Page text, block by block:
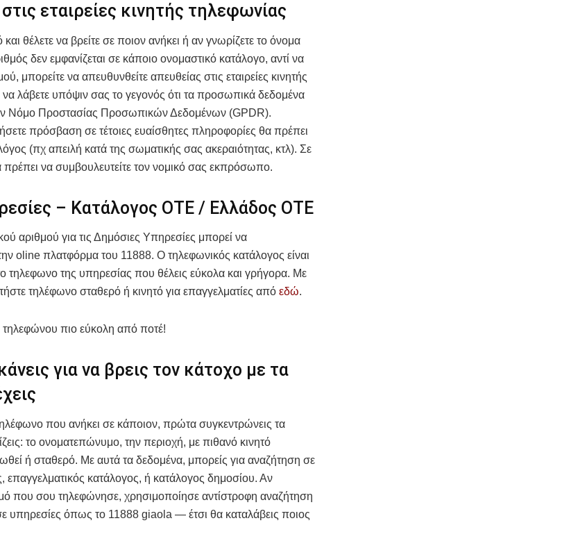
εταιρείες κινητής τηλεφωνίας
θέλετε να βρείτε σε ποιον ανήκει ή αν γνωρίζετε το όνομα
δεν εμφανίζεται σε κάποιο ονομαστικό κατάλογο, αντί να
μπορείτε να απευθυνθείτε απευθείας στις εταιρείες κινητής
λάβετε υπόψιν σας το γεγονός ότι τα προσωπικά δεδομένα
Νόμο Προστασίας Προσωπικών Δεδομένων (GPDR).
πρόσβαση σε τέτοιες ευαίσθητες πληροφορίες θα πρέπει
(πχ απειλή κατά της σωματικής σας ακεραιότητας, κτλ). Σε
να συμβουλευτείτε τον νομικό σας εκπρόσωπο.
– Κατάλογος ΟΤΕ / Ελλάδος ΟΤΕ
αριθμού για τις Δημόσιες Υπηρεσίες μπορεί να
oline πλατφόρμα του 11888. Ο τηλεφωνικός κατάλογος είναι
τηλεφωνο της υπηρεσίας που θέλεις εύκολα και γρήγορα. Με
τηλέφωνο σταθερό ή κινητό για επαγγελματίες από εδώ.
πιο εύκολη από ποτέ!
για να βρεις τον κάτοχο με τα
που ανήκει σε κάποιον, πρώτα συγκεντρώνεις τα
το ονοματεπώνυμο, την περιοχή, με πιθανό κινητό
ή σταθερό. Με αυτά τα δεδομένα, μπορείς για αναζήτηση σε
επαγγελματικός κατάλογος, ή κατάλογος δημοσίου. Αν
που σου τηλεφώνησε, χρησιμοποίησε αντίστροφη αναζήτηση
υπηρεσίες όπως το 11888 giaola — έτσι θα καταλάβεις ποιος